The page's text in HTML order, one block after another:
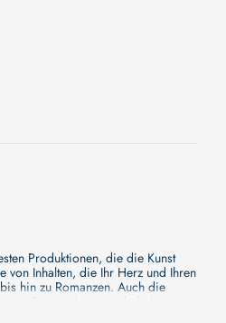
Produktionen, die die Kunst
von Inhalten, die Ihr Herz und Ihren
hin zu Romanzen. Auch die
Ort, an dem man beliebte
gewürdigt werden. Aus diesem